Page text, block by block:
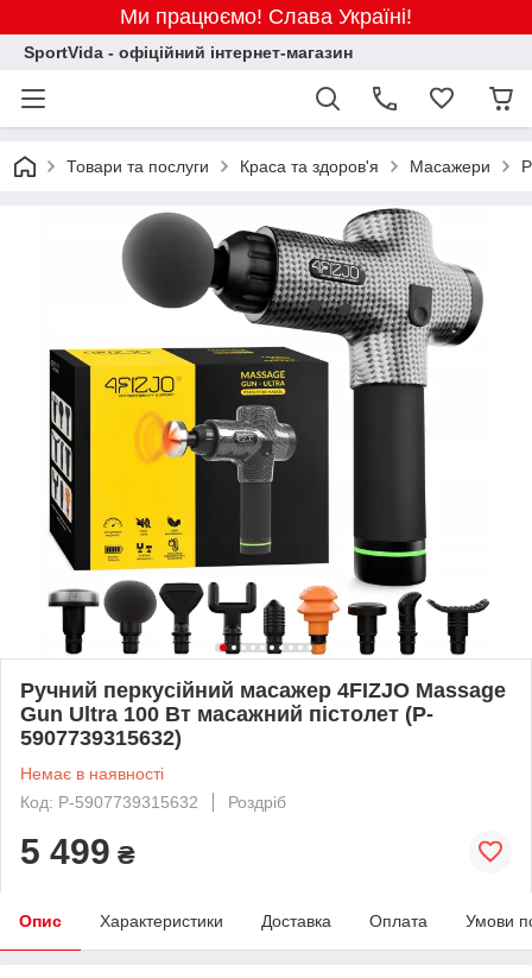
Ми працюємо! Слава Україні!
SportVida - офіційний інтернет-магазин
Товари та послуги Краса та здоров'я Масажери
Ручний перкусійний масажер 4FIZJO Massage
Gun Ultra 100 Вт масажний пістолет (P-
5907739315632)
Немає в наявності
Код: P-5907739315632
Роздріб
5 499 ₴
Опис Характеристики Доставка Оплата Умови